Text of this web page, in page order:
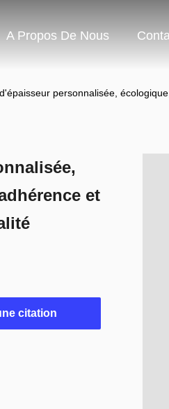
A Propos De Nous
personnalisée,
et
citation